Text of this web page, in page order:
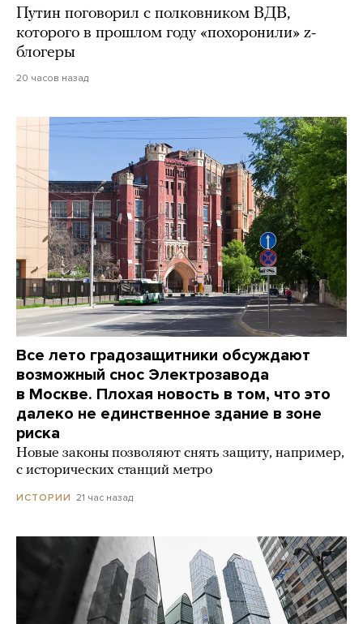
Путин поговорил с полковником ВДВ,
которого в прошлом году «похоронили» z-
блогеры
20 часов назад
Все лето градозащитники обсуждают
возможный снос Электрозавода
в Москве. Плохая новость в том, что это
далеко не единственное здание в зоне
риска
Новые законы позволяют снять защиту, например,
с исторических станций метро
ИСТОРИИ 21 час назад